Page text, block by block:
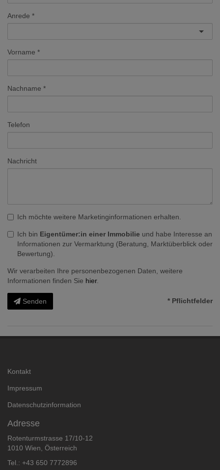
Anrede
Vorname
Nachname
Telefon
Nachricht
Ich möchte weitere Marketinginformationen erhalten.
Ich bin Eigentümer:in einer Immobilie und habe Interesse an
Informationen zur Vermarktung (Beratung, Marktüberblick oder
Bewertung).
Wir verarbeiten Ihre personenbezogenen Daten, weitere
Informationen finden Sie hier.
Senden * Pflichtfelder
Kontakt
Impressum
Datenschutzinformation
Adresse
Rotenturmstrasse 17/10-12
1010 Wien, Österreich
Tel.: +43 650 7772896